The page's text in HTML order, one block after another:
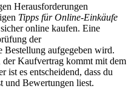
Herausforderungen
Tipps für Online-Einkäufe
online kaufen. Eine
der
Bestellung aufgegeben wird.
Kaufvertrag kommt mit dem
ist es entscheidend, dass du
und Bewertungen liest.